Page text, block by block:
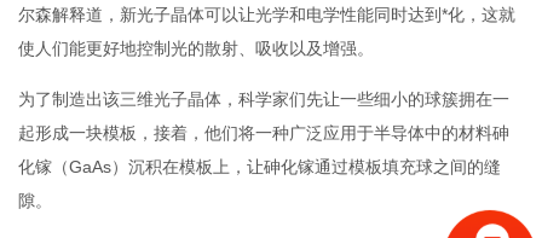
尔森解释道，新光子晶体可以让光学和电学性能同时达到*化，这就
使人们能更好地控制光的散射、吸收以及增强。
为了制造出该三维光子晶体，科学家们先让一些细小的球簇拥在一
起形成一块模板，接着，他们将一种广泛应用于半导体中的材料砷
化镓（GaAs）沉积在模板上，让砷化镓通过模板填充球之间的缝
隙。